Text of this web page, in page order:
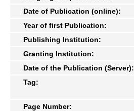
Date of Publication (online):
Year of first Publication:
Publishing Institution:
Granting Institution:
Date of the Publication (Server):
Tag:
Page Number: